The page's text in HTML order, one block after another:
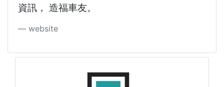
資訊， 造福車友。
website